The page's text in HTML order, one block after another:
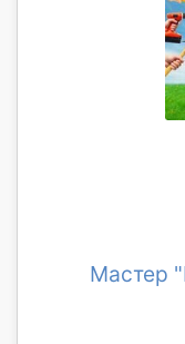
Мастер